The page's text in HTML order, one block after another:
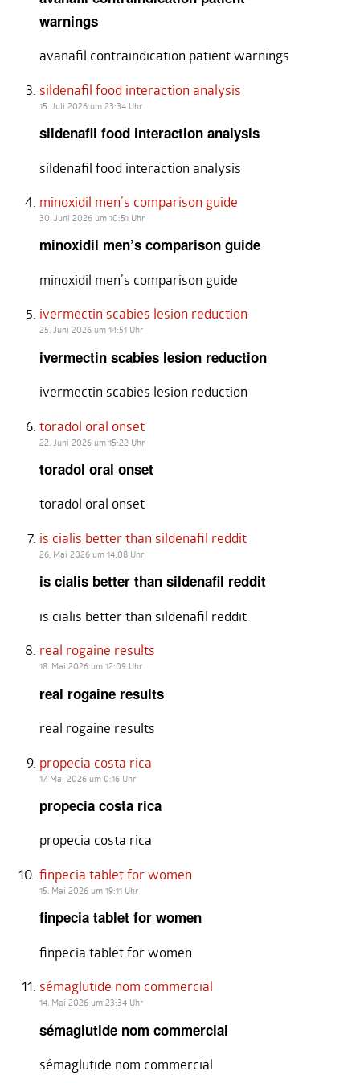
warnings
avanafil contraindication patient warnings
sildenafil food interaction analysis
15. Juli 2026 um 23:34 Uhr
sildenafil food interaction analysis
sildenafil food interaction analysis
minoxidil men’s comparison guide
30. Juni 2026 um 10:51 Uhr
minoxidil men’s comparison guide
minoxidil men’s comparison guide
ivermectin scabies lesion reduction
25. Juni 2026 um 14:51 Uhr
ivermectin scabies lesion reduction
ivermectin scabies lesion reduction
toradol oral onset
22. Juni 2026 um 15:22 Uhr
toradol oral onset
toradol oral onset
is cialis better than sildenafil reddit
26. Mai 2026 um 14:08 Uhr
is cialis better than sildenafil reddit
is cialis better than sildenafil reddit
real rogaine results
18. Mai 2026 um 12:09 Uhr
real rogaine results
real rogaine results
propecia costa rica
17. Mai 2026 um 0:16 Uhr
propecia costa rica
propecia costa rica
finpecia tablet for women
15. Mai 2026 um 19:11 Uhr
finpecia tablet for women
finpecia tablet for women
sémaglutide nom commercial
14. Mai 2026 um 23:34 Uhr
sémaglutide nom commercial
sémaglutide nom commercial